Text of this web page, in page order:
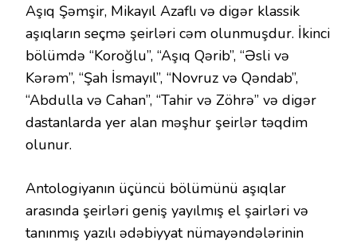
Aşıq Şəmşir, Mikayıl Azaflı və digər klassik
aşıqların seçmə şeirləri cəm olunmuşdur. İkinci
bölümdə “Koroğlu”, “Aşıq Qərib”, “Əsli və
Kərəm”, “Şah İsmayıl”, “Novruz və Qəndab”,
“Abdulla və Cahan”, “Tahir və Zöhrə” və digər
dastanlarda yer alan məşhur şeirlər təqdim
olunur.
Antologiyanın üçüncü bölümünü aşıqlar
arasında şeirləri geniş yayılmış el şairləri və
tanınmış yazılı ədəbiyyat nümayəndələrinin